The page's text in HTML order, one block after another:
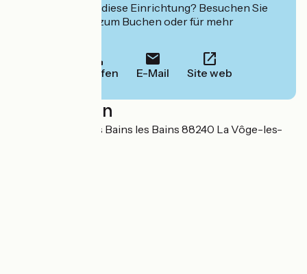
Interessiert Sie diese Einrichtung? Besuchen Sie
deren Website zum Buchen oder für mehr
Anrufen E-Mail Site web
Localisation
31 rue des creuses Bains les Bains 88240 La Vôge-les-